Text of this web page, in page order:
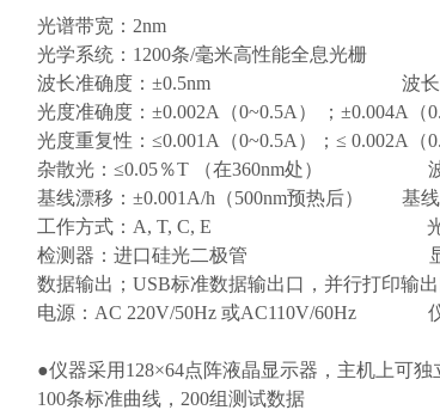
光谱带宽：2nm
光学系统：1200条/毫米高性能全息光栅
波长准确度：±0.5nm 波长重复
光度准确度：±0.002A（0~0.5A） ；±0.004A（
光度重复性：≤0.001A（0~0.5A）；≤ 0.002A（
杂散光：≤0.05％T （在360nm处） 波长
基线漂移：±0.001A/h（500nm预热后） 基
工作方式：A, T, C, E 光源：
检测器：进口硅光二极管 显示方式
数据输出；USB标准数据输出口，并行打印输出
电源：AC 220V/50Hz 或AC110V/60Hz
●仪器采用128×64点阵液晶显示器，主机上可
100条标准曲线，200组测试数据